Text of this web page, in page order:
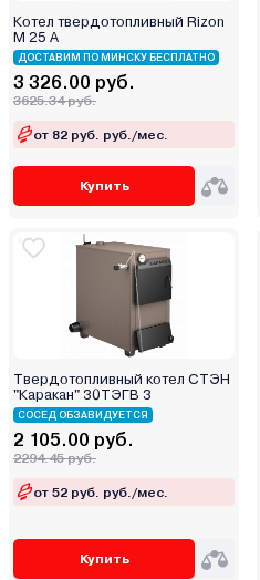
Очаг
Ресанта
Ресурс
Россия
Ростовгазоаппарат
Сибирь
СТЭН
Теплодар
Теплоприбор
Термокрафт
Термостайл
УМТ
Уралец
Эван
Элвин
Энкор
Котел твердотопливный Rizon
M 25 A
ДОСТАВИМ ПО МИНСКУ БЕСПЛАТНО
3 326.00 руб.
3625.34 руб.
от 82 руб. руб./мес.
Купить
Твердотопливный котел СТЭН
"Каракан" 30ТЭГВ 3
СОСЕД ОБЗАВИДУЕТСЯ
2 105.00 руб.
2294.45 руб.
от 52 руб. руб./мес.
Купить